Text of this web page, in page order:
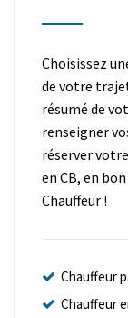
Choisissez
de votre
résumé de
renseigner
réserver
en CB, en
Chauffeur !
Chauffeur
Chauffeur